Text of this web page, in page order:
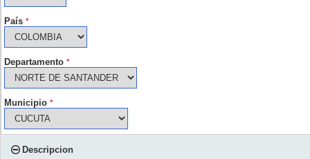
País *
Departamento *
Municipio *
Descripcion